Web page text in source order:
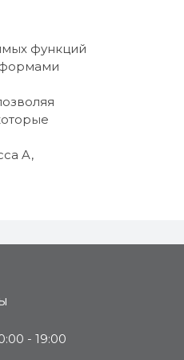
функций
формами
A,
- 19:00